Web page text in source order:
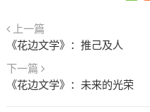
上一篇
《花边文学》：推己及人
下一篇
《花边文学》：未来的光荣